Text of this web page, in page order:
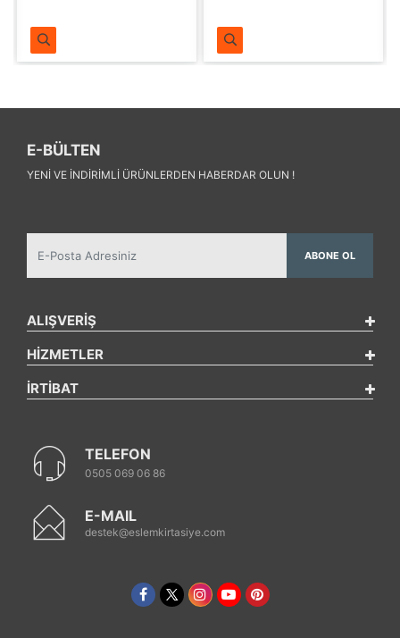
E-BÜLTEN
YENI VE INDIRIMLI ÜRÜNLERDEN HABERDAR OLUN !
ABONE OL
ALIŞVERİŞ
HİZMETLER
İRTİBAT
TELEFON
0505 069 06 86
E-MAIL
destek@eslemkirtasiye.com